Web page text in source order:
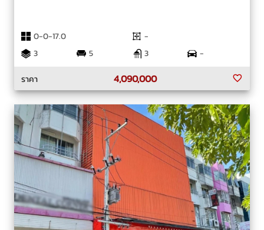
0-0-17.0
-
3
5 3
-
ราคา
4,090,000